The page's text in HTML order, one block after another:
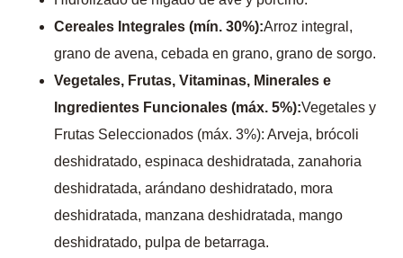
Cereales Integrales (mín. 30%):Arroz integral,
grano de avena, cebada en grano, grano de sorgo.
Vegetales, Frutas, Vitaminas, Minerales e
Ingredientes Funcionales (máx. 5%):Vegetales y
Frutas Seleccionados (máx. 3%): Arveja, brócoli
deshidratado, espinaca deshidratada, zanahoria
deshidratada, arándano deshidratado, mora
deshidratada, manzana deshidratada, mango
deshidratado, pulpa de betarraga.